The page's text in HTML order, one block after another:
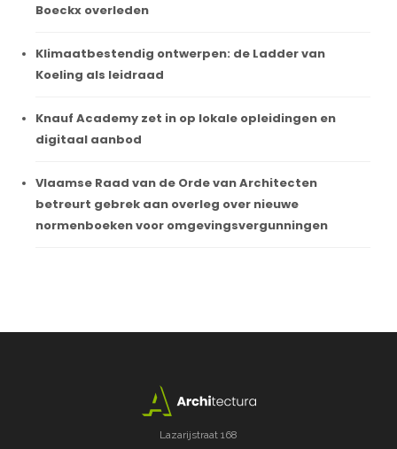
Boeckx overleden
Klimaatbestendig ontwerpen: de Ladder van
Koeling als leidraad
Knauf Academy zet in op lokale opleidingen en
digitaal aanbod
Vlaamse Raad van de Orde van Architecten
betreurt gebrek aan overleg over nieuwe
normenboeken voor omgevingsvergunningen
Lazarijstraat 168